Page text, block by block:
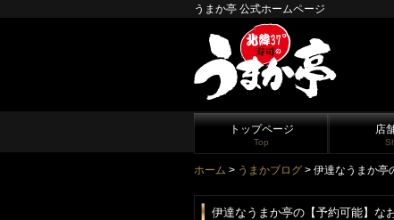
うまか亭 公式ホームページ
トップページ
Top
店
ホーム > うまかブログ > 伊達なうまか亭
伊達なうまか亭の【予約可能】な